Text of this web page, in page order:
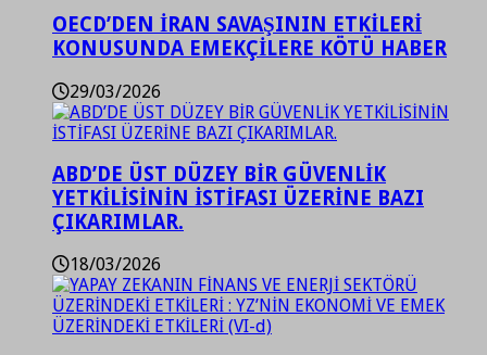
OECD’DEN İRAN SAVAŞININ ETKİLERİ
KONUSUNDA EMEKÇİLERE KÖTÜ HABER
29/03/2026
ABD’DE ÜST DÜZEY BİR GÜVENLİK
YETKİLİSİNİN İSTİFASI ÜZERİNE BAZI
ÇIKARIMLAR.
18/03/2026